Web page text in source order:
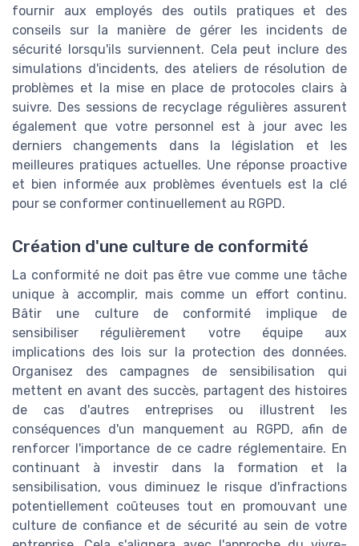
fournir aux employés des outils pratiques et des
conseils sur la manière de gérer les incidents de
sécurité lorsqu'ils surviennent. Cela peut inclure des
simulations d'incidents, des ateliers de résolution de
problèmes et la mise en place de protocoles clairs à
suivre. Des sessions de recyclage régulières assurent
également que votre personnel est à jour avec les
derniers changements dans la législation et les
meilleures pratiques actuelles. Une réponse proactive
et bien informée aux problèmes éventuels est la clé
pour se conformer continuellement au RGPD.
Création d'une culture de conformité
La conformité ne doit pas être vue comme une tâche
unique à accomplir, mais comme un effort continu.
Bâtir une culture de conformité implique de
sensibiliser régulièrement votre équipe aux
implications des lois sur la protection des données.
Organisez des campagnes de sensibilisation qui
mettent en avant des succès, partagent des histoires
de cas d'autres entreprises ou illustrent les
conséquences d'un manquement au RGPD, afin de
renforcer l'importance de ce cadre réglementaire. En
continuant à investir dans la formation et la
sensibilisation, vous diminuez le risque d'infractions
potentiellement coûteuses tout en promouvant une
culture de confiance et de sécurité au sein de votre